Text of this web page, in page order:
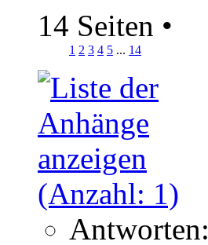
14 Seiten •
1 2 3 4 5 ... 14
Antworten: